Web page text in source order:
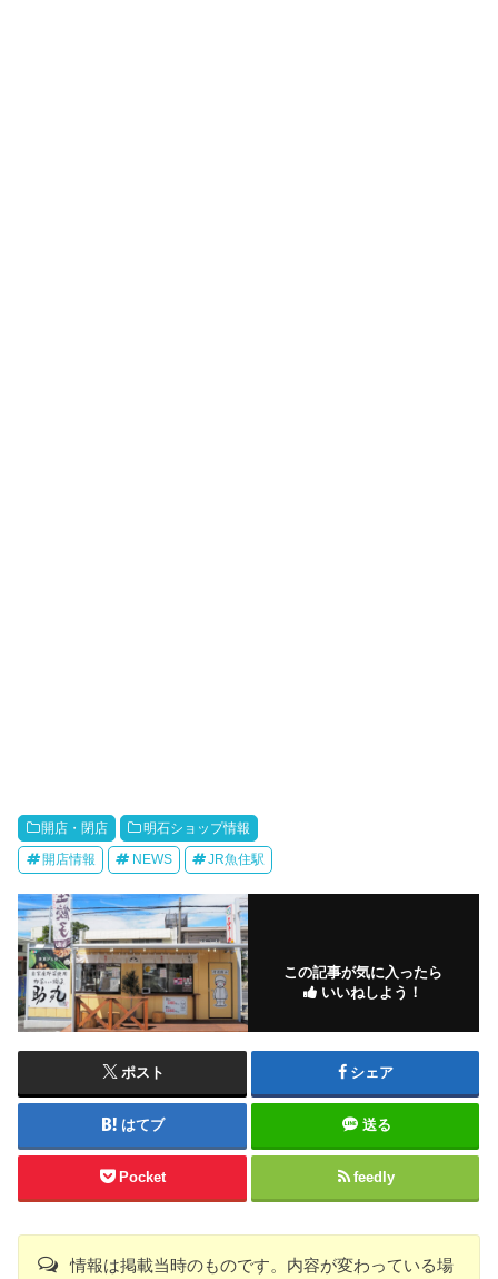
開店・閉店 明石ショップ情報
開店情報 NEWS JR魚住駅
この記事が気に入ったら
いいねしよう！
ポスト シェア
はてブ 送る
Pocket feedly
情報は掲載当時のものです。内容が変わっている場